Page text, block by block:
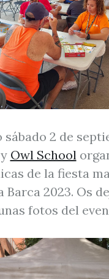
sábado 2 de
Owl School
de la fiesta
Barca 2023. Os
fotos del